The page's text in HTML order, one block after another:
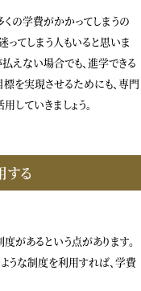
の学費がかかってしまうの
てしまう人もいると思いま
えない場合でも、進学できる
を実現させるためにも、専門
ていきましょう。
する
があるという点があります。
うな制度を利用すれば、学費